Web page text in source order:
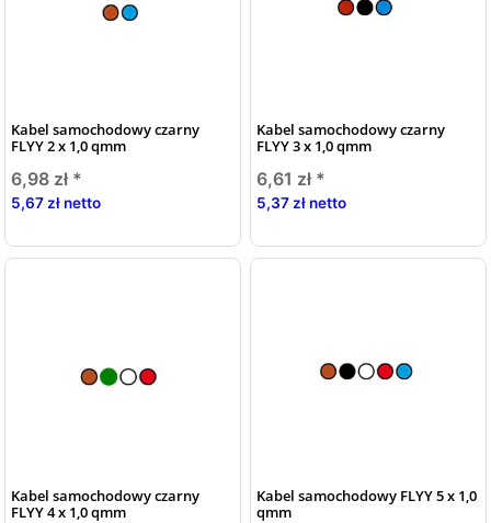
Kabel samochodowy czarny
FLYY 2 x 1,0 qmm
6,98 zł *
5,67 zł netto
Kabel samochodowy czarny
FLYY 3 x 1,0 qmm
6,61 zł *
5,37 zł netto
Kabel samochodowy czarny
FLYY 4 x 1,0 qmm
Kabel samochodowy FLYY 5 x 1,0
qmm